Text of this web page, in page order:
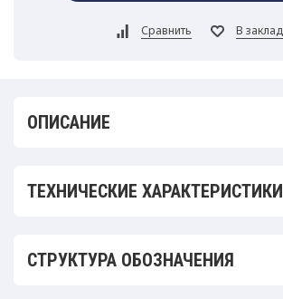
ОПИСАНИЕ
ТЕХНИЧЕСКИЕ ХАРАКТЕРИСТИКИ
СТРУКТУРА ОБОЗНАЧЕНИЯ